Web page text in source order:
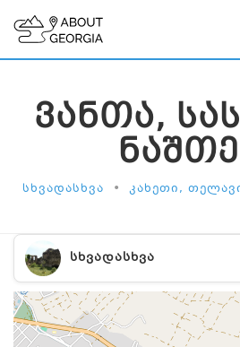
ᲕᲐᲜᲗᲐ,
ᲡᲮᲕᲐᲓᲐᲡᲮᲕᲐ • ᲙᲐᲮᲔᲗᲘ,
ᲡᲮᲕᲐᲓᲐᲡᲮᲕᲐ